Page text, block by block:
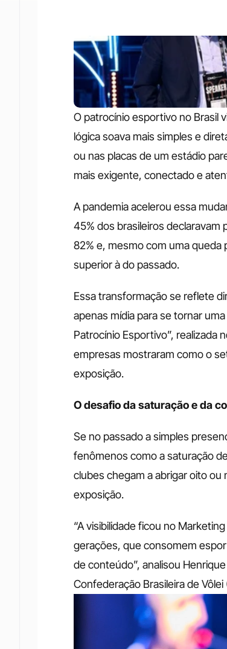
O patrocínio esportivo no Brasil
lógica soava mais simples e
ou nas placas de um estádio
mais exigente, conectado e
A pandemia acelerou essa
45% dos brasileiros
82% e, mesmo com uma queda
superior à do passado.
Essa transformação se reflete
apenas mídia para se tornar
Patrocínio Esportivo”, realizada
empresas mostraram como o
exposição.
O desafio da saturação e da
Se no passado a simples
fenômenos como a saturação
clubes chegam a abrigar oito
exposição.
“A visibilidade ficou no
gerações, que consomem
de conteúdo”, analisou
Confederação Brasileira de Vôlei